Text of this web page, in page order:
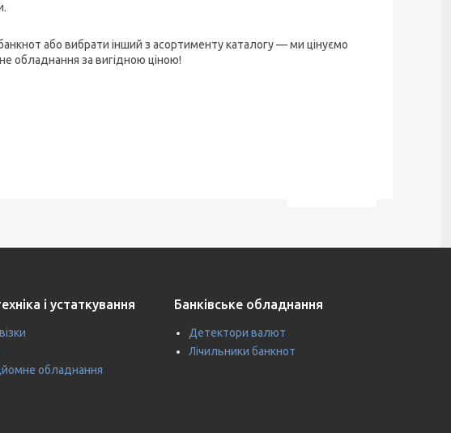
або вибрати інший з асортименту каталогу — ми цінуємо
обладнання за вигідною ціною!
і устаткування
обладнання
Банківське обладнання
Детектори валют
Лічильники банкнот